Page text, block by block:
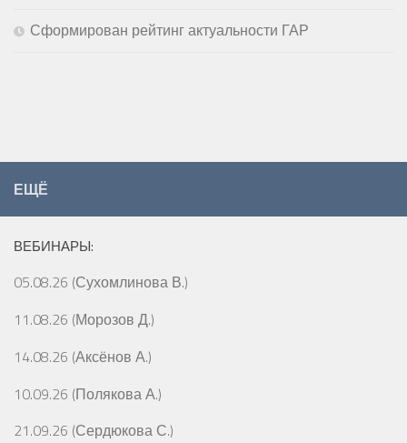
Сформирован рейтинг актуальности ГАР
ЕЩЁ
ВЕБИНАРЫ:
05.08.26 (Сухомлинова В.)
11.08.26 (Морозов Д.)
14.08.26 (Аксёнов А.)
10.09.26 (Полякова А.)
21.09.26 (Сердюкова С.)